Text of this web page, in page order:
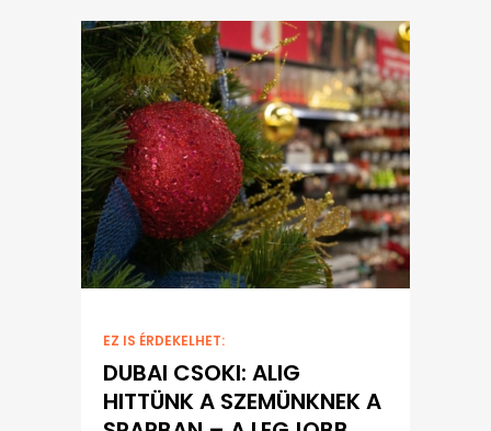
EZ IS ÉRDEKELHET:
DUBAI CSOKI: ALIG
HITTÜNK A SZEMÜNKNEK A